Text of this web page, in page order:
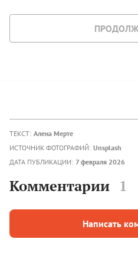
ТЕКСТ: Алена Мерте
ИСТОЧНИК ФОТОГРАФИЙ: Unsplash
ДАТА ПУБЛИКАЦИИ: 7 февраля 2026
Комментарии 1
Написать